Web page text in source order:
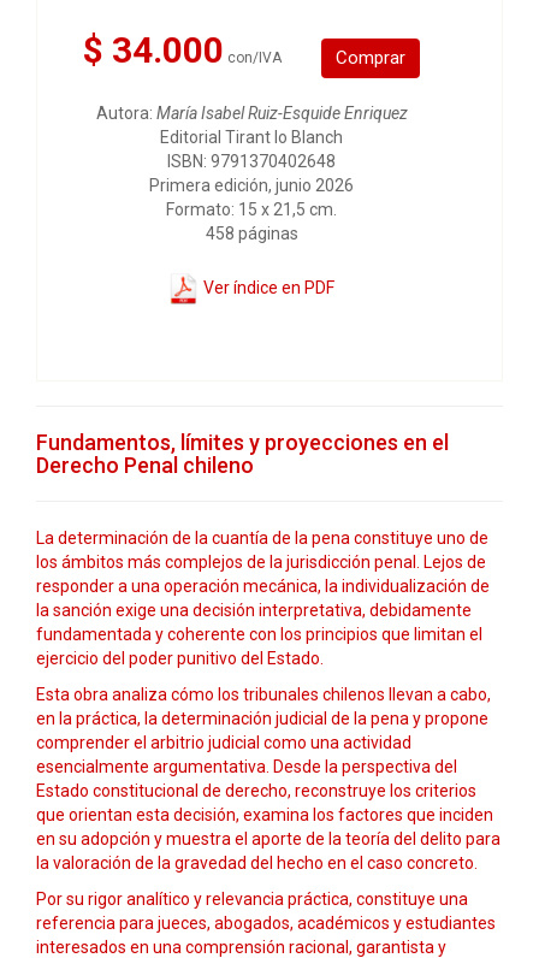
$ 34.000 con/IVA Comprar
Autora: María Isabel Ruiz-Esquide Enriquez
Editorial Tirant lo Blanch
ISBN: 9791370402648
Primera edición, junio 2026
Formato: 15 x 21,5 cm.
458 páginas
Ver índice en PDF
Fundamentos, límites y proyecciones en el
Derecho Penal chileno
La determinación de la cuantía de la pena constituye uno de
los ámbitos más complejos de la jurisdicción penal. Lejos de
responder a una operación mecánica, la individualización de
la sanción exige una decisión interpretativa, debidamente
fundamentada y coherente con los principios que limitan el
ejercicio del poder punitivo del Estado.
Esta obra analiza cómo los tribunales chilenos llevan a cabo,
en la práctica, la determinación judicial de la pena y propone
comprender el arbitrio judicial como una actividad
esencialmente argumentativa. Desde la perspectiva del
Estado constitucional de derecho, reconstruye los criterios
que orientan esta decisión, examina los factores que inciden
en su adopción y muestra el aporte de la teoría del delito para
la valoración de la gravedad del hecho en el caso concreto.
Por su rigor analítico y relevancia práctica, constituye una
referencia para jueces, abogados, académicos y estudiantes
interesados en una comprensión racional, garantista y